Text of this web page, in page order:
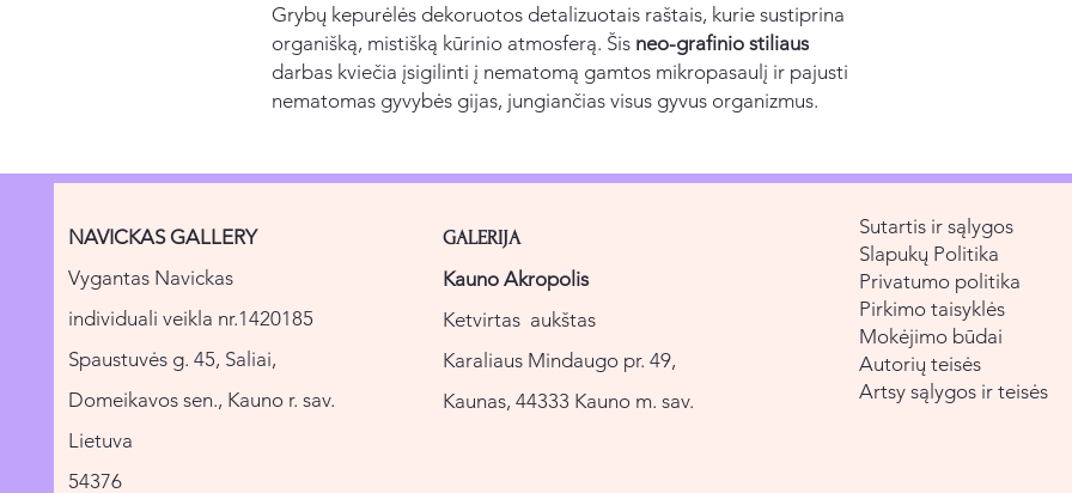
Grybų kepurėlės dekoruotos detalizuotais raštais, kurie sustiprina
organišką, mistišką kūrinio atmosferą. Šis neo-grafinio stiliaus
darbas kviečia įsigilinti į nematomą gamtos mikropasaulį ir pajusti
nematomas gyvybės gijas, jungiančias visus gyvus organizmus.
NAVICKAS GALLERY
Vygantas Navickas
individuali veikla nr.1420185
Spaustuvės g. 45, Saliai,
Domeikavos sen., Kauno r. sav.
Lietuva
54376
GALERIJA
Kauno Akropolis
Ketvirtas aukštas
Karaliaus Mindaugo pr. 49,
Kaunas, 44333 Kauno m. sav.
Sutartis ir sąlygos
Slapukų Politika
Privatumo politika
Pirkimo taisyklės
Mokėjimo būdai
Autorių teisės
Artsy sąlygos ir teisės